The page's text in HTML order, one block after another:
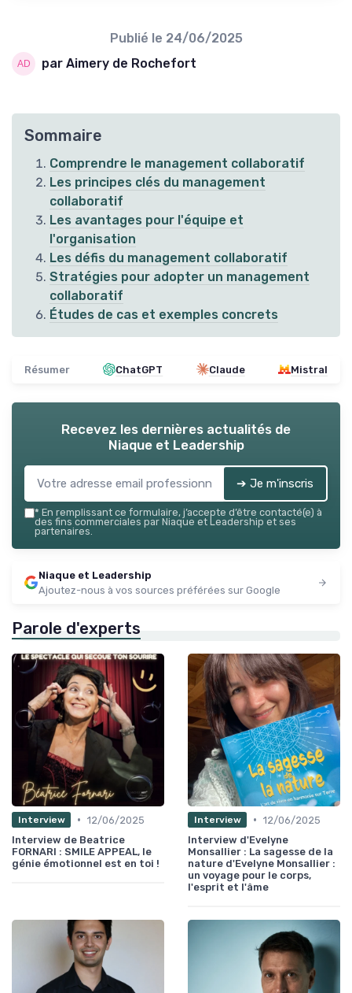
Publié le 24/06/2025
par Aimery de Rochefort
Sommaire
Comprendre le management collaboratif
Les principes clés du management
collaboratif
Les avantages pour l'équipe et
l'organisation
Les défis du management collaboratif
Stratégies pour adopter un management
collaboratif
Études de cas et exemples concrets
Résumer ChatGPT Claude Mistral
Recevez les dernières actualités de
Niaque et Leadership
➔ Je m'inscris
* En remplissant ce formulaire, j’accepte d’être contacté(e) à
des fins commerciales par Niaque et Leadership et ses
partenaires.
Niaque et Leadership
Ajoutez-nous à vos sources préférées sur Google
Parole d'experts
Interview • 12/06/2025
Interview de Beatrice
FORNARI : SMILE APPEAL, le
génie émotionnel est en toi !
Interview • 12/06/2025
Interview d'Evelyne
Monsallier : La sagesse de la
nature d'Evelyne Monsallier :
un voyage pour le corps,
l'esprit et l'âme